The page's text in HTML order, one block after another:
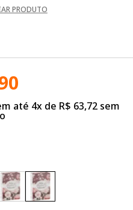
PRODUTO
até 4x de R$ 63,72 sem